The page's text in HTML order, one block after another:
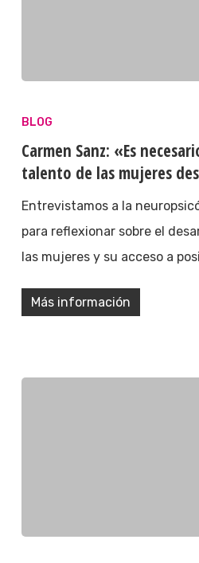
BLOG
Carmen Sanz: «Es
talento de las mujeres
Entrevistamos a la
para reflexionar sobre el
las mujeres y su acceso a
Más información